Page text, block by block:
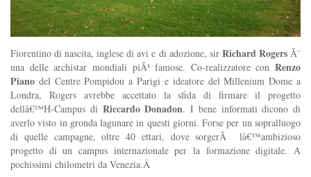
Fiorentino di nascita, inglese di avi e di adozione, sir Richard RogersÃ¨
una delle archistar mondiali piÃ¹ famose. Co-realizzatore con Renzo
Piano del Centre Pompidou a Parigi e ideatore del Millenium Dome a
Londra, Rogers avrebbe accettato la sfida di firmare il progetto
dellâ€™H-Campus di Riccardo Donadon. I bene informati dicono di
averlo visto in gronda lagunare in questi giorni. Forse per un sopralluogo
di quelle campagne, oltre 40 ettari, dove sorgerÃ lâ€™ambizioso
progetto di un campus internazionale per la formazione digitale. A
pochissimi chilometri da Venezia.Â